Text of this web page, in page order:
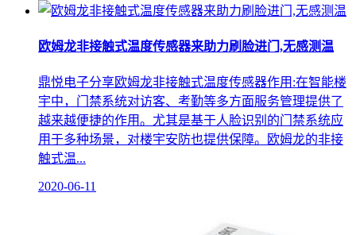
欧姆龙非接触式温度传感器来助力刷脸进门,无感测温
鼎悦电子分享欧姆龙非接触式温度传感器作用:在智能楼
宇中，门禁系统对访客、考勤等多方面服务管理提供了
越来越便捷的作用。尤其是基于人脸识别的门禁系统应
用于多种场景，对楼宇安防也提供保障。欧姆龙的非接
触式温...
2020-06-11